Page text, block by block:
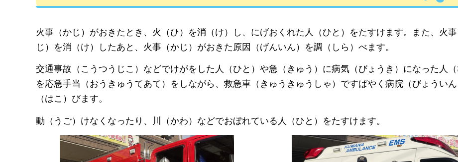
火事（かじ）がおきたとき、火（ひ）を消（け）し、にげおくれた人（ひと）をたすけます。また、火
じ）を消（け）したあと、火事（かじ）がおきた原因（げんいん）を調（しら）べます。
交通事故（こうつうじこ）などでけがをした人（ひと）や急（きゅう）に病気（びょうき）になった人（
を応急手当（おうきゅうてあて）をしながら、救急車（きゅうきゅうしゃ）ですばやく病院（びょうい
（はこ）びます。
動（うご）けなくなったり、川（かわ）などでおぼれている人（ひと）をたすけます。